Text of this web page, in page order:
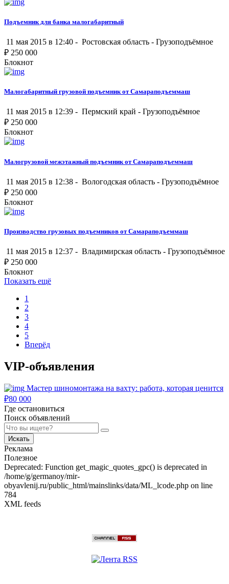
Подъемник для банка малогабаритный
11 мая 2015 в 12:40 - Ростовская область - Грузоподъёмное
₽ 250 000
Блокнот
Малогабаритный грузовой подъемник от Самараподъеммаш
11 мая 2015 в 12:39 - Пермский край - Грузоподъёмное
₽ 250 000
Блокнот
Малогрузовой межэтажный подъемник от Самараподъеммаш
11 мая 2015 в 12:38 - Вологодская область - Грузоподъёмное
₽ 250 000
Блокнот
Производство грузовых подъемников от Самараподъеммаш
11 мая 2015 в 12:37 - Владимирская область - Грузоподъёмное
₽ 250 000
Блокнот
Показать ещё
1
2
3
4
5
Вперёд
VIP-объявления
Мастер шиномонтажа на вахту: работа, которая ценится
₽80 000
Где остановиться
Поиск объявлений
Искать
Реклама
Полезное
Deprecated: Function get_magic_quotes_gpc() is deprecated in
/home/g/germanoy/mir-
obyavlenij.ru/public_html/mainslinks/data/ML_lcode.php on line
784
XML feeds